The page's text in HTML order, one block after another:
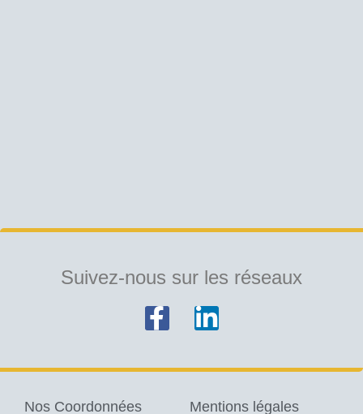
Suivez-nous sur les réseaux
Nos Coordonnées Mentions légales